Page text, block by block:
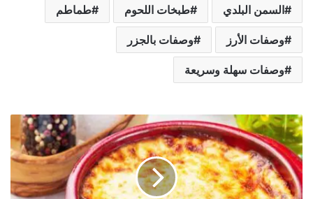
السمن البلدي طبخات اللحوم طماطم
وصفات الأرز وصفات بالجزر
وصفات سهلة وسريعة
الأرز
المعمر
باللحمة